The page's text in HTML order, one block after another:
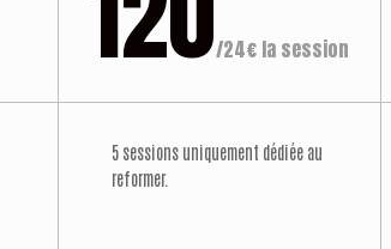
/24€ la session
5 sessions uniquement dédiée au
reformer.